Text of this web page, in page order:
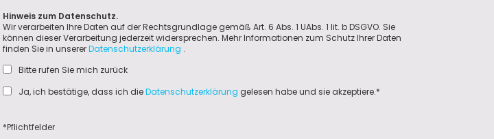
Hinweis zum Datenschutz.
Wir verarbeiten Ihre Daten auf der Rechtsgrundlage gemäß Art. 6 Abs. 1 UAbs. 1 lit. b DSGVO. Sie
können dieser Verarbeitung jederzeit widersprechen. Mehr Informationen zum Schutz Ihrer Daten
finden Sie in unsererDatenschutzerklärung .
Bitte rufen Sie mich zurück
Ja, ich bestätige, dass ich dieDatenschutzerklärung gelesen habe und sie akzeptiere.*
*Pflichtfelder